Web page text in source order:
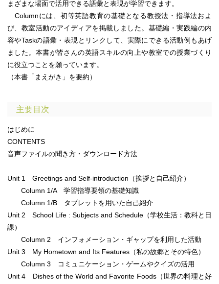
まざまな場面で活用できる語彙と表現が学習できます。
Columnには、初等英語教育の基礎となる教授法・指導法およ
び、教室活動のアイディアを掲載しました。基礎編・実践編の内
容やTaskの語彙・表現とリンクして、実際にできる活動例もあげ
ました。本書が皆さんの英語スキルの向上や教室での授業づくり
に役立つことを願っています。
（本書「まえがき」を要約）
主要目次
はじめに
CONTENTS
音声ファイルの聞き方・ダウンロード方法
Unit 1 Greetings and Self-introduction（挨拶と自己紹介）
Column 1/A 学習指導要領の基礎知識
Column 1/B タブレットを用いた自己紹介
Unit 2 School Life : Subjects and Schedule（学校生活：教科と日
課）
Column 2 インフォメーション・ギャップを利用した活動
Unit 3 My Hometown and Its Features（私の故郷とその特色）
Column 3 コミュニケーション・ゲームやクイズの活用
Unit 4 Dishes of the World and Favorite Foods（世界の料理と好